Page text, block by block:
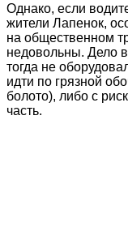
Однако, если
жители Лапенок,
на общественном
недовольны. Дело
тогда не
идти по грязной
болото), либо с
часть.